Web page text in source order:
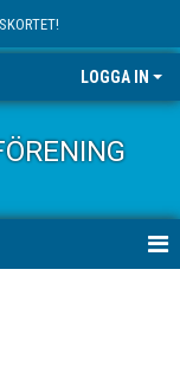
LOGGA IN